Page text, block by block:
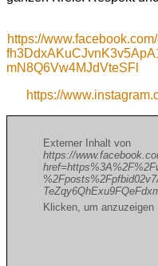
https://
mN8Q6Vw4MJdVteSFl
https://